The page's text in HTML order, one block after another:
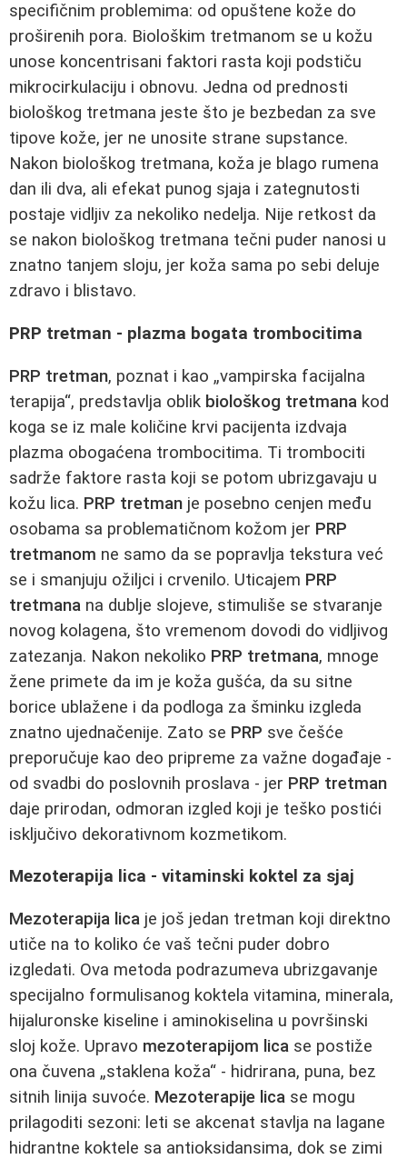
specifičnim problemima: od opuštene kože do
proširenih pora. Biološkim tretmanom se u kožu
unose koncentrisani faktori rasta koji podstiču
mikrocirkulaciju i obnovu. Jedna od prednosti
biološkog tretmana jeste što je bezbedan za sve
tipove kože, jer ne unosite strane supstance.
Nakon biološkog tretmana, koža je blago rumena
dan ili dva, ali efekat punog sjaja i zategnutosti
postaje vidljiv za nekoliko nedelja. Nije retkost da
se nakon biološkog tretmana tečni puder nanosi u
znatno tanjem sloju, jer koža sama po sebi deluje
zdravo i blistavo.
PRP tretman - plazma bogata trombocitima
PRP tretman, poznat i kao „vampirska facijalna
terapija“, predstavlja oblik biološkog tretmana kod
koga se iz male količine krvi pacijenta izdvaja
plazma obogaćena trombocitima. Ti trombociti
sadrže faktore rasta koji se potom ubrizgavaju u
kožu lica. PRP tretman je posebno cenjen među
osobama sa problematičnom kožom jer PRP
tretmanom ne samo da se popravlja tekstura već
se i smanjuju ožiljci i crvenilo. Uticajem PRP
tretmana na dublje slojeve, stimuliše se stvaranje
novog kolagena, što vremenom dovodi do vidljivog
zatezanja. Nakon nekoliko PRP tretmana, mnoge
žene primete da im je koža gušća, da su sitne
borice ublažene i da podloga za šminku izgleda
znatno ujednačenije. Zato se PRP sve češće
preporučuje kao deo pripreme za važne događaje -
od svadbi do poslovnih proslava - jer PRP tretman
daje prirodan, odmoran izgled koji je teško postići
isključivo dekorativnom kozmetikom.
Mezoterapija lica - vitaminski koktel za sjaj
Mezoterapija lica je još jedan tretman koji direktno
utiče na to koliko će vaš tečni puder dobro
izgledati. Ova metoda podrazumeva ubrizgavanje
specijalno formulisanog koktela vitamina, minerala,
hijaluronske kiseline i aminokiselina u površinski
sloj kože. Upravo mezoterapijom lica se postiže
ona čuvena „staklena koža“ - hidrirana, puna, bez
sitnih linija suvoće. Mezoterapije lica se mogu
prilagoditi sezoni: leti se akcenat stavlja na lagane
hidrantne koktele sa antioksidansima, dok se zimi